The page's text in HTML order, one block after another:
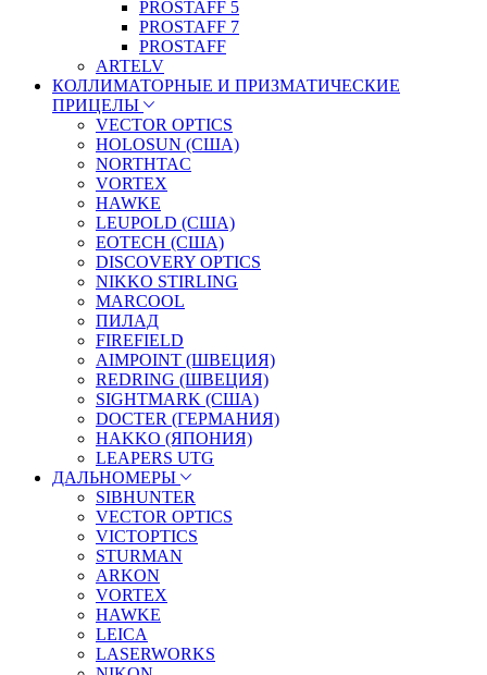
PROSTAFF 5
PROSTAFF 7
PROSTAFF
ARTELV
КОЛЛИМАТОРНЫЕ И ПРИЗМАТИЧЕСКИЕ
ПРИЦЕЛЫ
VECTOR OPTICS
HOLOSUN (США)
NORTHTAC
VORTEX
HAWKE
LEUPOLD (США)
EOTECH (США)
DISCOVERY OPTICS
NIKKO STIRLING
MARCOOL
ПИЛАД
FIREFIELD
AIMPOINT (ШВЕЦИЯ)
REDRING (ШВЕЦИЯ)
SIGHTMARK (США)
DOCTER (ГЕРМАНИЯ)
HAKKO (ЯПОНИЯ)
LEAPERS UTG
ДАЛЬНОМЕРЫ
SIBHUNTER
VECTOR OPTICS
VICTOPTICS
STURMAN
ARKON
VORTEX
HAWKE
LEICA
LASERWORKS